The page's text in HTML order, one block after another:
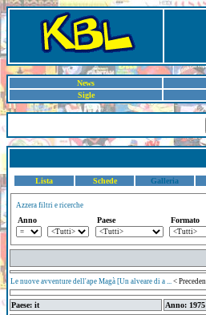
News
Sigle
Lista Schede Galleria
Azzera filtri e ricerche
Anno Paese Formato
Le nuove avventure dell'ape Magà [Un alveare di a ... <
Paese: it Anno: 1975